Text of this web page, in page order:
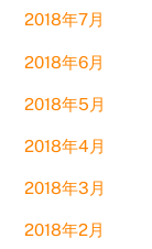
2018年7月
2018年6月
2018年5月
2018年4月
2018年3月
2018年2月